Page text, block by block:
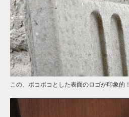
この、ボコボコとした表面のロゴが印象的！